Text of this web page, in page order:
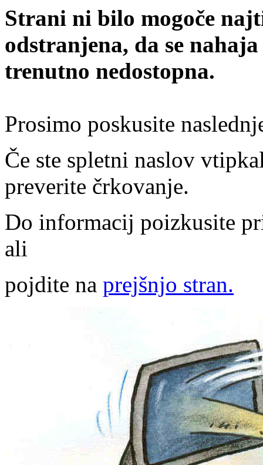
Strani ni bilo mogoče
odstranjena, da se
trenutno nedostopna.
Prosimo poskusite
Če ste spletni naslov
preverite črkovanje.
Do informacij poizkusite
ali
pojdite na prejšnjo stran.